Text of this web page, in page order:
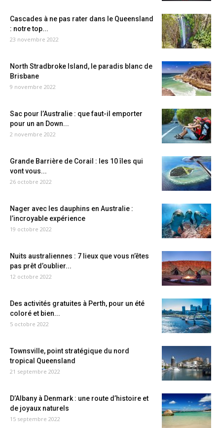
Cascades à ne pas rater dans le Queensland
: notre top...
23 novembre 2022
North Stradbroke Island, le paradis blanc de
Brisbane
9 novembre 2022
Sac pour l’Australie : que faut-il emporter
pour un an Down...
2 novembre 2022
Grande Barrière de Corail : les 10 îles qui
vont vous...
26 octobre 2022
Nager avec les dauphins en Australie :
l’incroyable expérience
19 octobre 2022
Nuits australiennes : 7 lieux que vous n’êtes
pas prêt d’oublier...
12 octobre 2022
Des activités gratuites à Perth, pour un été
coloré et bien...
5 octobre 2022
Townsville, point stratégique du nord
tropical Queensland
21 septembre 2022
D’Albany à Denmark : une route d’histoire et
de joyaux naturels
15 septembre 2022